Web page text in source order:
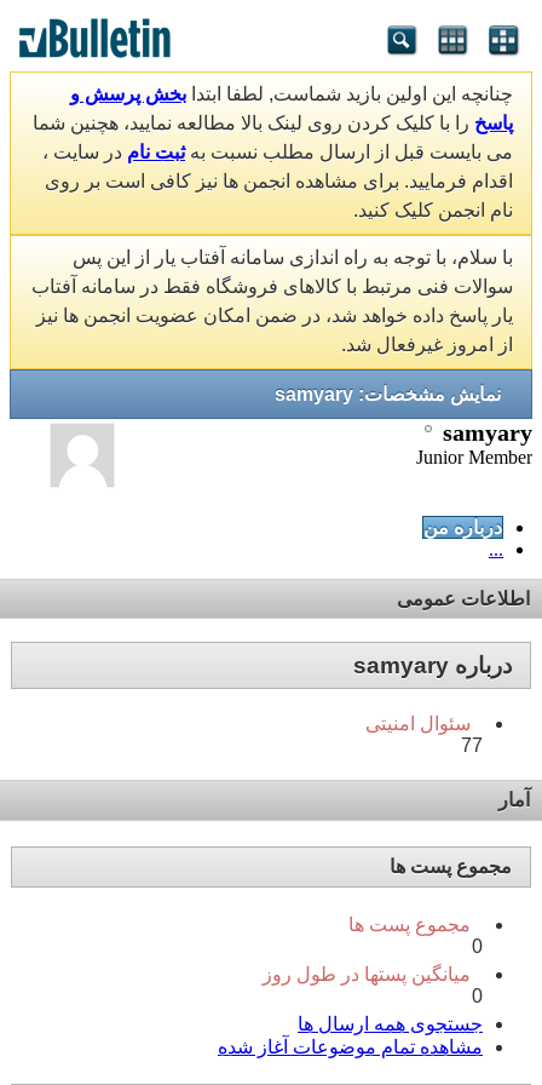
چنانچه این اولین بازید شماست, لطفا ابتدا بخش پرسش و
پاسخ را با کلیک کردن روی لینک بالا مطالعه نمایید، هچنین شما
می بایست قبل از ارسال مطلب نسبت بهثبت نام در سایت ،
اقدام فرمایید. برای مشاهده انجمن ها نیز کافی است بر روی
نام انجمن کلیک کنید.
با سلام، با توجه به راه اندازی سامانه آفتاب یار از این پس
سوالات فنی مرتبط با کالاهای فروشگاه فقط در سامانه آفتاب
یار پاسخ داده خواهد شد، در ضمن امکان عضویت انجمن ها نیز
از امروز غیرفعال شد.
نمایش مشخصات: samyary
samyary
Junior Member
درباره من
...
اطلاعات عمومی
درباره samyary
سئوال امنیتی
77
آمار
مجموع پست ها
مجموع پست ها
0
میانگین پستها در طول روز
0
جستجوی همه ارسال ها
مشاهده تمام موضوعات آغاز شده